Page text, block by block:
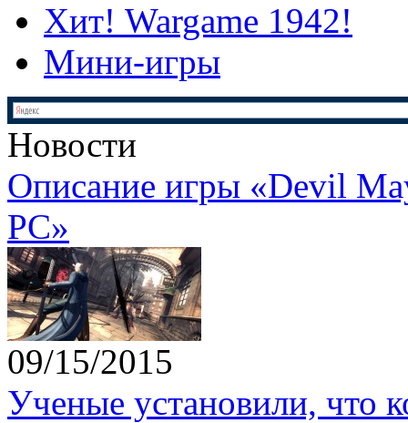
Хит! Wargame 1942!
Мини-игры
Новости
Описание игры «Devil
PC»
09/15/2015
Ученые установили, что